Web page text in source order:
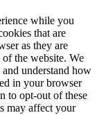
while you
that are
as they are
the website. We
understand how
in your browser
to opt-out of these
may affect your